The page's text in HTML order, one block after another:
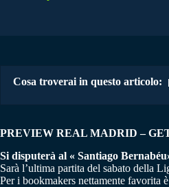
Cosa troverai in questo articolo:
PREVIEW REAL MADRID –
Si disputerà al « Santiago
Sarà l’ultima partita del sabato della
Per i bookmakers nettamente favorita